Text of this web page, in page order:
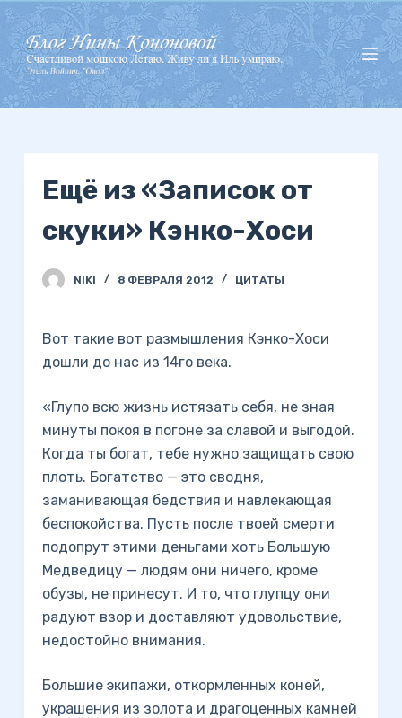
П
е
р
е
й
Ещё из «Записок от
скуки» Кэнко-Хоси
NIKI 8 ФЕВРАЛЯ 2012 ЦИТАТЫ
Вот такие вот размышления Кэнко-Хоси
дошли до нас из 14го века.
«Глупо всю жизнь истязать себя, не зная
минуты покоя в погоне за славой и выгодой.
Когда ты богат, тебе нужно защищать свою
плоть. Богатство — это сводня,
заманивающая бедствия и навлекающая
беспокойства. Пусть после твоей смерти
подопрут этими деньгами хоть Большую
Медведицу — людям они ничего, кроме
обузы, не принесут. И то, что глупцу они
радуют взор и доставляют удовольствие,
недостойно внимания.
Большие экипажи, откормленных коней,
украшения из золота и драгоценных камней